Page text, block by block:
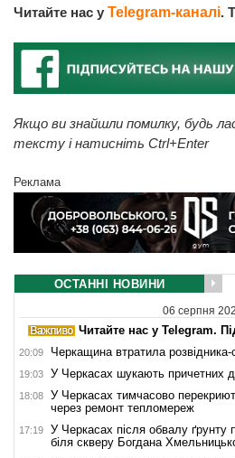
Читайте нас у Telegram-каналі.
Якщо ви знайшли помилку, будь
тексту і натисніть Ctrl+Enter
Реклама
ОСТАННІ НОВИНИ
06 серпня
Читайте нас у Telegram.
20:09 Черкащина втратила розвідника-
19:03 У Черкасах шукають причетних
18:08
У Черкасах тимчасово
через ремонт тепломереж
17:19
У Черкасах після обвалу ґрунту
біля скверу Богдана